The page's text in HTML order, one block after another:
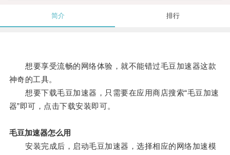
简介 排行
想要享受流畅的网络体验，就不能错过毛豆加速器这款
神奇的工具。
想要下载毛豆加速器，只需要在应用商店搜索“毛豆加速
器”即可，点击下载安装即可。
毛豆加速器怎么用
安装完成后，启动毛豆加速器，选择相应的网络加速模